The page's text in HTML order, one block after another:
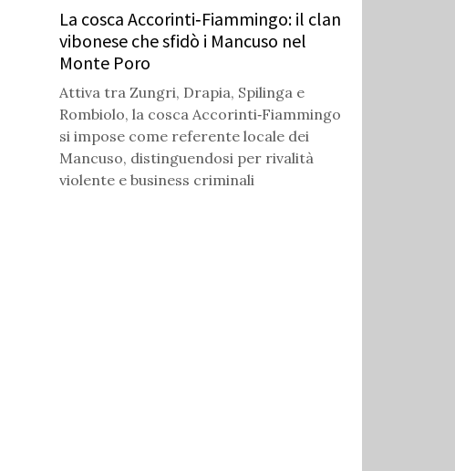
La cosca Accorinti‑Fiammingo: il clan
vibonese che sfidò i Mancuso nel
Monte Poro
Attiva tra Zungri, Drapia, Spilinga e
Rombiolo, la cosca Accorinti‑Fiammingo
si impose come referente locale dei
Mancuso, distinguendosi per rivalità
violente e business criminali